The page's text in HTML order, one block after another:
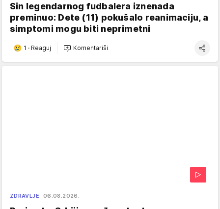
Sin legendarnog fudbalera iznenada
preminuo: Dete (11) pokušalo reanimaciju, a
simptomi mogu biti neprimetni
1 · Reaguj Komentariši
ZDRAVLJE 06.08.2026.